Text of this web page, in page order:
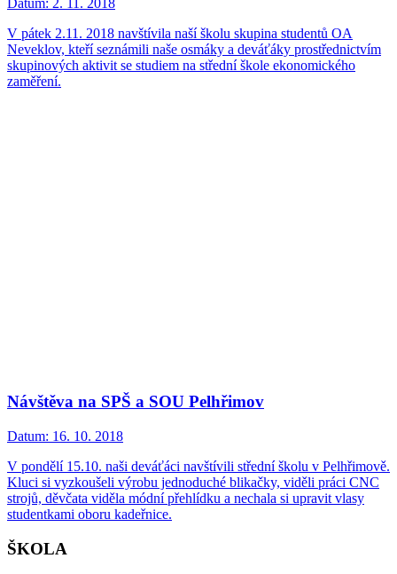
Datum: 2. 11. 2018
V pátek 2.11. 2018 navštívila naší školu skupina studentů OA
Neveklov, kteří seznámili naše osmáky a deváťáky prostřednictvím
skupinových aktivit se studiem na střední škole ekonomického
zaměření.
Návštěva na SPŠ a SOU Pelhřimov
Datum: 16. 10. 2018
V pondělí 15.10. naši deváťáci navštívili střední školu v Pelhřimově.
Kluci si vyzkoušeli výrobu jednoduché blikačky, viděli práci CNC
strojů, děvčata viděla módní přehlídku a nechala si upravit vlasy
studentkami oboru kadeřnice.
ŠKOLA